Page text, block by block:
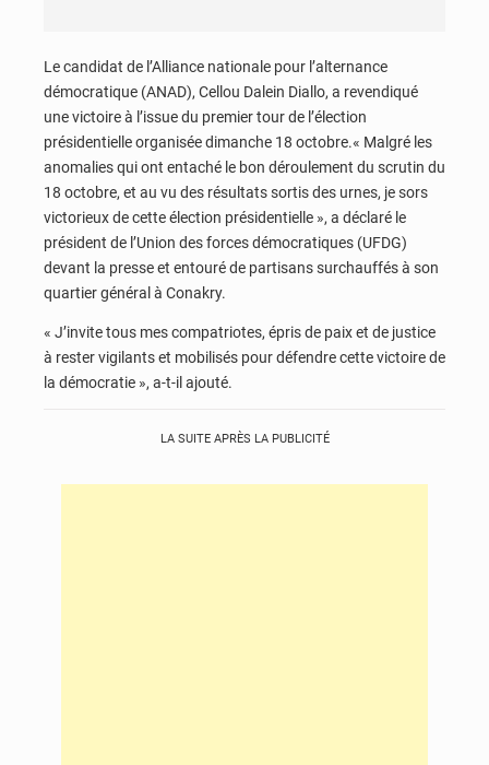
Le candidat de l’Alliance nationale pour l’alternance
démocratique (ANAD), Cellou Dalein Diallo, a revendiqué
une victoire à l’issue du premier tour de l’élection
présidentielle organisée dimanche 18 octobre.« Malgré les
anomalies qui ont entaché le bon déroulement du scrutin du
18 octobre, et au vu des résultats sortis des urnes, je sors
victorieux de cette élection présidentielle », a déclaré le
président de l’Union des forces démocratiques (UFDG)
devant la presse et entouré de partisans surchauffés à son
quartier général à Conakry.
« J’invite tous mes compatriotes, épris de paix et de justice
à rester vigilants et mobilisés pour défendre cette victoire de
la démocratie », a-t-il ajouté.
LA SUITE APRÈS LA PUBLICITÉ